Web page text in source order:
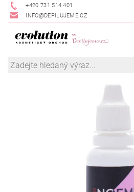
+420 731 514 401
INFO@DEPILUJEME.CZ